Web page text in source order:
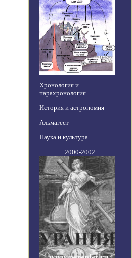
Хронология и
парахронология
История и астрономия
Альмагест
Наука и культура
2000-2002